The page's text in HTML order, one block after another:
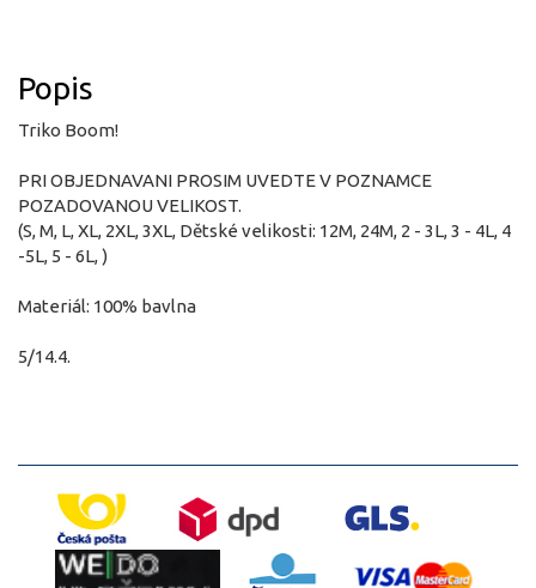
Popis
Triko Boom!
PRI OBJEDNAVANI PROSIM UVEDTE V POZNAMCE
POZADOVANOU VELIKOST.
(S, M, L, XL, 2XL, 3XL, Dětské velikosti: 12M, 24M, 2 - 3L, 3 - 4L, 4
-5L, 5 - 6L, )
Materiál: 100% bavlna
5/14.4.